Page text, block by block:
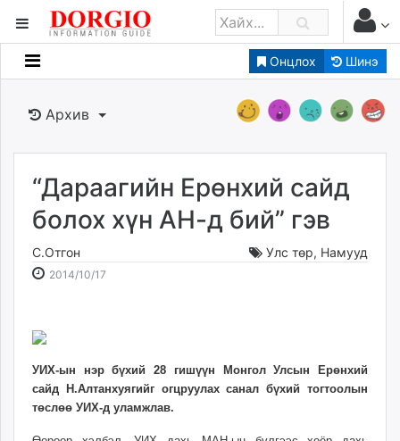
Онцлох Шинэ
Мэдээллийн
Банк санхүү
Бизнес ААН
Төрийн
Нийслэлийн
dorgio.mn
Gogo.mn
zindaa.mn
Baabar.mn
tovch.mn
ikon.mn
mnb.mn
Архив
“Дараагийн Ерөнхий сайд
болох хүн АН-д бий” гэв
С.Отгон Улс төр, Намууд
2014/10/17
УИХ-ын нэр бүхий 28 гишүүн Монгол Улсын Ерөнхий
сайд Н.Алтанхуягийг огцруулах санал бүхий тогтоолын
төслөө УИХ-д уламжлав.